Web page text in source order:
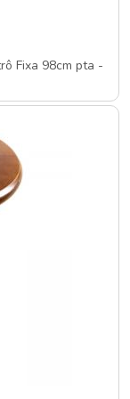
Fixa 98cm pta -